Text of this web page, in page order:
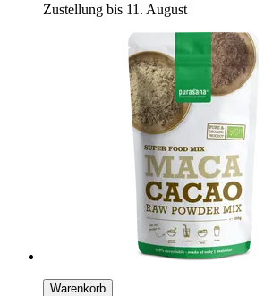
Zustellung bis 11. August
Warenkorb